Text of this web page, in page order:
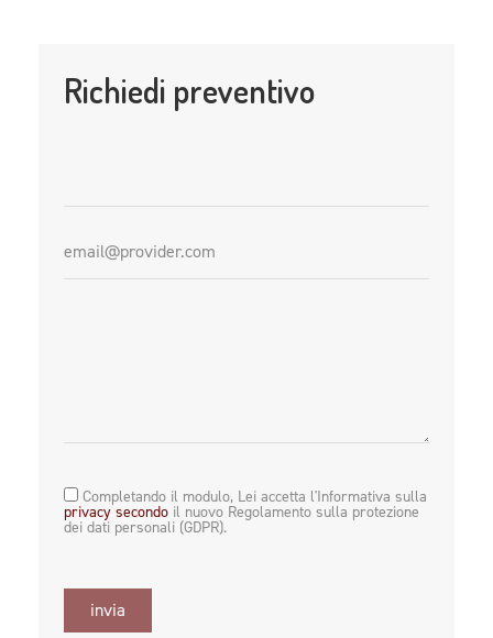
Richiedi preventivo
Completando il modulo, Lei accetta l'Informativa sulla
privacy secondoil nuovo Regolamento sulla protezione
dei dati personali (GDPR).
invia